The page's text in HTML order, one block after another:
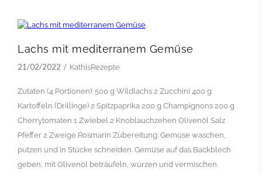
Lachs mit mediterranem Gemüse
21/02/2022 KathisRezepte
Zutaten (4 Portionen): 500 g Wildlachs 2 Zucchini 400 g
Kartoffeln (Drillinge) 2 Spitzpaprika 200 g Champignons 200 g
Cherrytomaten 1 Zwiebel 2 Knoblauchzehen Olivenöl Salz
Pfeffer 2 Zweige Rosmarin Zubereitung: Gemüse waschen,
putzen und in Stücke schneiden. Gemüse auf das Backblech
geben, mit Olivenöl beträufeln, würzen und vermischen.